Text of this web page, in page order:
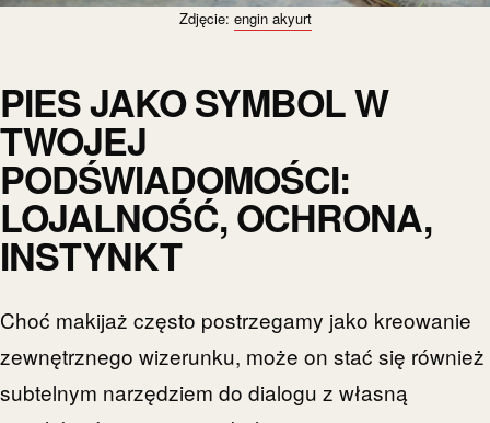
Zdjęcie: engin akyurt
PIES JAKO SYMBOL W
TWOJEJ
PODŚWIADOMOŚCI:
LOJALNOŚĆ, OCHRONA,
INSTYNKT
Choć makijaż często postrzegamy jako kreowanie
zewnętrznego wizerunku, może on stać się również
subtelnym narzędziem do dialogu z własną